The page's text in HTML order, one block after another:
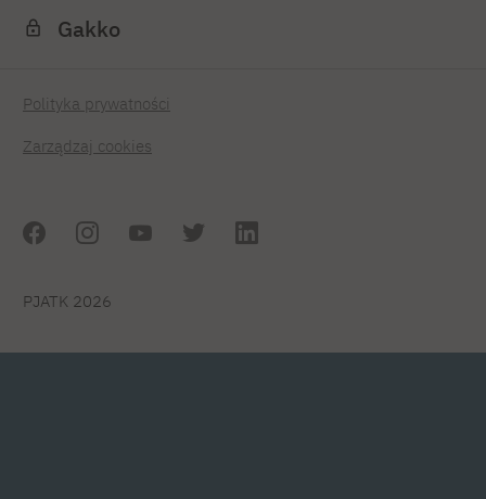
Gakko
Polityka prywatności
Zarządzaj cookies
PJATK 2026